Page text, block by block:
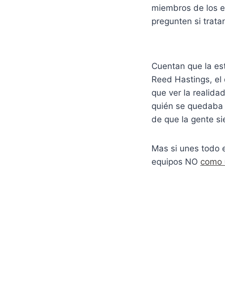
miembros de los
pregunten si
Cuentan que la
Reed Hastings,
que ver la
quién se
de que la gente
Mas si unes todo
equipos NO como